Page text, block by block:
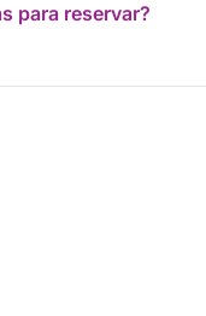
para reservar?